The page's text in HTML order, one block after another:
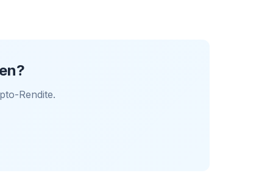
Rendite.